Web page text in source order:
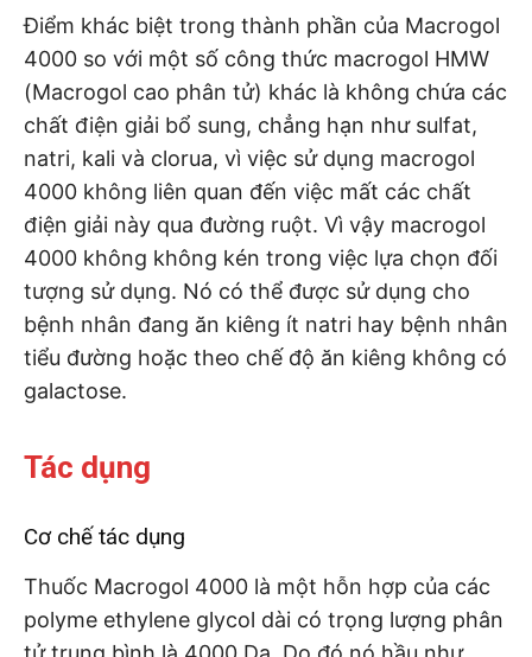
Điểm khác biệt trong thành phần của Macrogol
4000 so với một số công thức macrogol HMW
(Macrogol cao phân tử) khác là không chứa các
chất điện giải bổ sung, chẳng hạn như sulfat,
natri, kali và clorua, vì việc sử dụng macrogol
4000 không liên quan đến việc mất các chất
điện giải này qua đường ruột. Vì vậy macrogol
4000 không không kén trong việc lựa chọn đối
tượng sử dụng. Nó có thể được sử dụng cho
bệnh nhân đang ăn kiêng ít natri hay bệnh nhân
tiểu đường hoặc theo chế độ ăn kiêng không có
galactose.
Tác dụng
Cơ chế tác dụng
Thuốc Macrogol 4000 là một hỗn hợp của các
polyme ethylene glycol dài có trọng lượng phân